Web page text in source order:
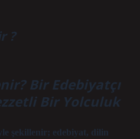
?
Bir Edebiyatçı
Bir Yolculuk
şekillenir; edebiyat, dilin